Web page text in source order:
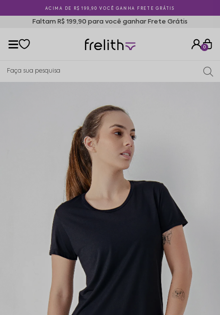
ACIMA DE R$ 199,90 VOCÊ GANHA FRETE GRÁTIS
Faltam R$ 199,90 para você ganhar Frete Grátis
0